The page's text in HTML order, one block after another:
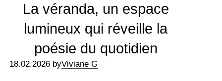
La véranda, un espace
lumineux qui réveille la
poésie du quotidien
18.02.2026 byViviane G